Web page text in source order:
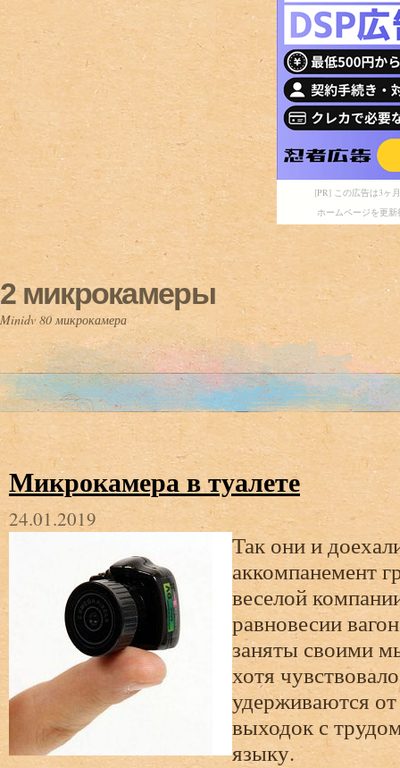
[PR] この広告は3ヶ
ホームページを更
2 микрокамеры
Minidv 80 микрокамера
Микрокамера в туалете
24.01.2019
Так они и
аккомпанемент
веселой
равновесии
заняты своими
хотя
удерживаются
выходок с
языку.